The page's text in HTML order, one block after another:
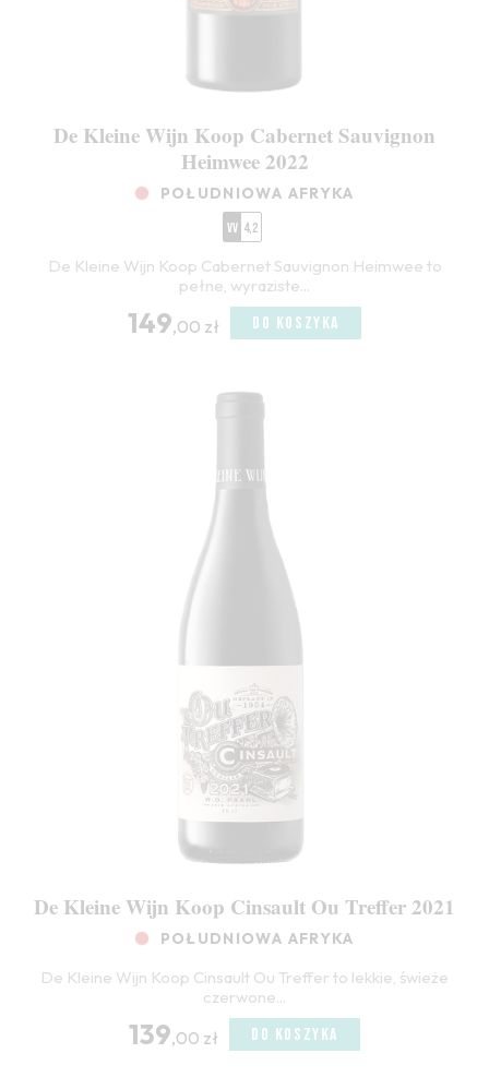
De Kleine Wijn Koop Cabernet Sauvignon
Heimwee 2022
POŁUDNIOWA AFRYKA
VV 4,2
De Kleine Wijn Koop Cabernet Sauvignon Heimwee to
pełne, wyraziste...
149,00 zł DO KOSZYKA
De Kleine Wijn Koop Cinsault Ou Treffer 2021
POŁUDNIOWA AFRYKA
De Kleine Wijn Koop Cinsault Ou Treffer to lekkie, świeże
czerwone...
139,00 zł DO KOSZYKA